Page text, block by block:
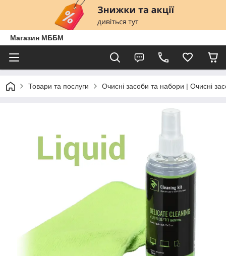
Магазин МББМ
Товари та послуги Очисні засоби та набори | Очисні